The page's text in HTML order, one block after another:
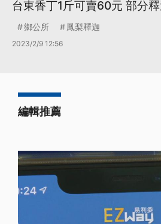
台東香丁1斤可賣60元 部分
鄉公所 鳳梨釋迦
2023/2/9 12:56
編輯推薦